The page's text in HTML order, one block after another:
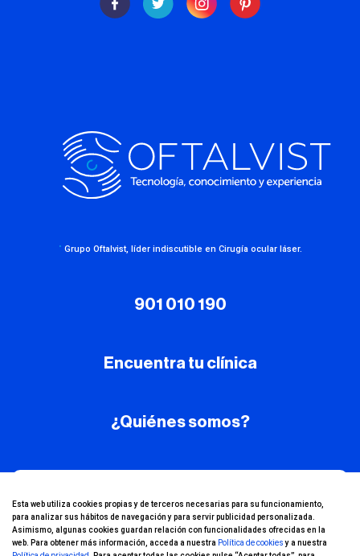
· Grupo Oftalvist, líder indiscutible en Cirugía ocular láser.
901 010 190
Encuentra tu clínica
¿Quiénes somos?
¡Conoce nuestro
canal de YouTube!
Esta web utiliza cookies propias y de terceros necesarias para su funcionamiento,
para analizar sus hábitos de navegación y para servir publicidad personalizada.
Asimismo, algunas cookies guardan relación con funcionalidades ofrecidas en la
web. Para obtener más información, acceda a nuestra Política de cookiesy a nuestra